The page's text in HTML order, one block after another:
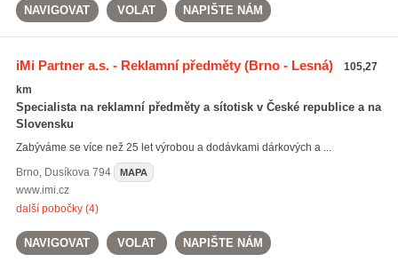
NAVIGOVAT VOLAT NAPIŠTE NÁM
iMi Partner a.s. - Reklamní předměty(Brno - Lesná)
105,27
km
Specialista na reklamní předměty a sítotisk v České republice a na
Slovensku
Zabýváme se více než 25 let výrobou a dodávkami dárkových a ...
Brno, Dusíkova 794 MAPA
www.imi.cz
další pobočky (4)
NAVIGOVAT VOLAT NAPIŠTE NÁM